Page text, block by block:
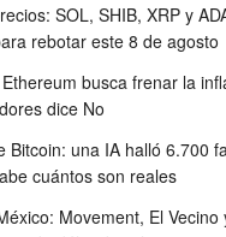
SOL, SHIB, XRP y
rebotar este 8 de agosto
busca frenar la
dice No
Bitcoin: una IA halló 6.700
cuántos son reales
Movement, El Vecino